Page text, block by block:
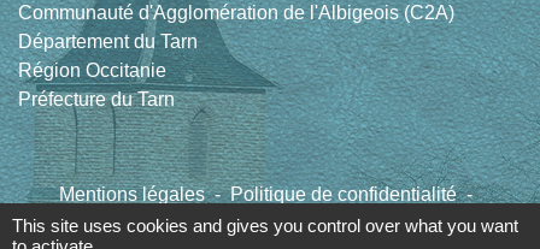
Communauté d'Agglomération de l'Albigeois (C2A)
Département du Tarn
Région Occitanie
Préfecture du Tarn
Mentions légales - Politique de confidentialité -
Accessibilité - Plan du site - Gestion des cookies
This site uses cookies and gives you control over what you want